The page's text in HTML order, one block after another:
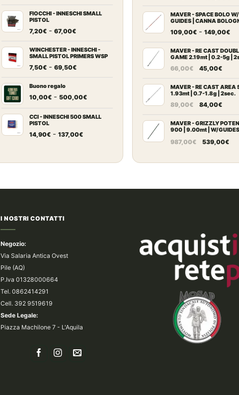
FIOCCHI - INNESCHI SMALL
PISTOL
7,20€ - 67,00€Fascia
prezzo:
da
7,20€
WINCHESTER - INNESCHI -
SMALL PISTOL PRIMERS WSP
7,50€ - 69,50€Fascia
da
a
Buono regalo
10,00€ - 500,00€Fascia
prezzo:
CCI - INNESCHI 500 SMALL
PISTOL
14,90€ - 137,00€Fascia
da
originale
era:
868,00€.
è:
MAVER - SPACE BOLO
GUIDES | CANNA
109,00€ - 149,00€
da
MAVER - RE CAST
GAME 2.19mt | 0.2-5g |
66,00€
Il
originale
era:
66,00€.
45,00€Il
è:
MAVER - RE CAST AREA
1.93mt | 0.7-1.8g | 2sec.
89,00€
Il
originale
era:
89,00€.
84,00€Il
è:
MAVER - GRIZZLY
900 | 9.00mt | W/GUIDES
987,00€
Il
originale
539,00€Il
I NOSTRI CONTATTI
Negozio:
Via Salaria Antica Ovest
Pile (AQ)
P.Iva 01328000664
Tel. 0862414291
Cell. 392 9519619
Sede Legale:
Piazza Machilone 7 - L'Aquila